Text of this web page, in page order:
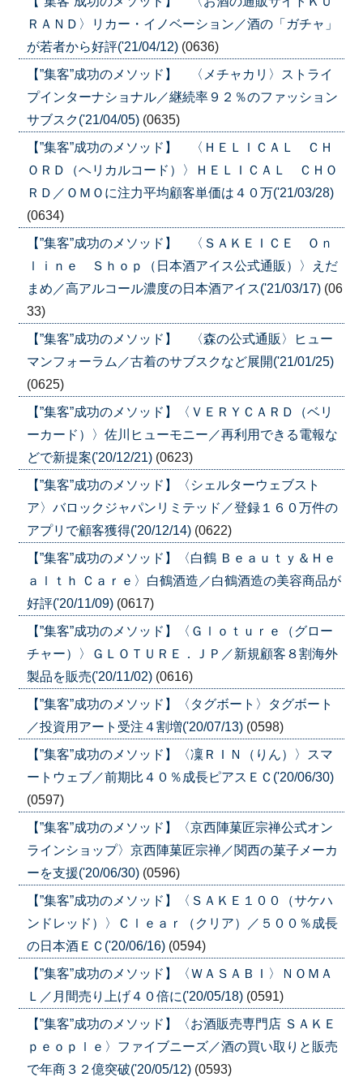
ＲＡＮＤ〉リカー・イノベーション／酒の「ガチャ」
が若者から好評('21/04/12) (0636)
【”集客”成功のメソッド】 〈メチャカリ〉ストライ
プインターナショナル／継続率９２％のファッション
サブスク('21/04/05) (0635)
【”集客”成功のメソッド】 〈ＨＥＬＩＣＡＬ ＣＨ
ＯＲＤ（ヘリカルコード）〉ＨＥＬＩＣＡＬ ＣＨＯ
ＲＤ／ＯＭＯに注力平均顧客単価は４０万('21/03/28)
(0634)
【”集客”成功のメソッド】 〈ＳＡＫＥＩＣＥ Ｏｎ
ｌｉｎｅ Ｓｈｏｐ（日本酒アイス公式通販）〉えだ
まめ／高アルコール濃度の日本酒アイス('21/03/17) (06
33)
【”集客”成功のメソッド】 〈森の公式通販〉ヒュー
マンフォーラム／古着のサブスクなど展開('21/01/25)
(0625)
【”集客”成功のメソッド】〈ＶＥＲＹＣＡＲＤ（ベリ
ーカード）〉佐川ヒューモニー／再利用できる電報な
どで新提案('20/12/21) (0623)
【”集客”成功のメソッド】〈シェルターウェブスト
ア〉バロックジャパンリミテッド／登録１６０万件の
アプリで顧客獲得('20/12/14) (0622)
【”集客”成功のメソッド】〈白鶴 Ｂｅａｕｔｙ＆Ｈｅ
ａｌｔｈ Ｃａｒｅ〉白鶴酒造／白鶴酒造の美容商品が
好評('20/11/09) (0617)
【”集客”成功のメソッド】〈Ｇｌｏｔｕｒｅ（グロー
チャー）〉ＧＬＯＴＵＲＥ．ＪＰ／新規顧客８割海外
製品を販売('20/11/02) (0616)
【”集客”成功のメソッド】〈タグボート〉タグボート
／投資用アート受注４割増('20/07/13) (0598)
【”集客”成功のメソッド】〈凜ＲＩＮ（りん）〉スマ
ートウェブ／前期比４０％成長ピアスＥＣ('20/06/30)
(0597)
【”集客”成功のメソッド】〈京西陣菓匠宗禅公式オン
ラインショップ〉京西陣菓匠宗禅／関西の菓子メーカ
ーを支援('20/06/30) (0596)
【”集客”成功のメソッド】〈ＳＡＫＥ１００（サケハ
ンドレッド）〉Ｃｌｅａｒ（クリア）／５００％成長
の日本酒ＥＣ('20/06/16) (0594)
【”集客”成功のメソッド】〈ＷＡＳＡＢＩ〉ＮＯＭＡ
Ｌ／月間売り上げ４０倍に('20/05/18) (0591)
【”集客”成功のメソッド】〈お酒販売専門店 ＳＡＫＥ
ｐｅｏｐｌｅ〉ファイブニーズ／酒の買い取りと販売
で年商３２億突破('20/05/12) (0593)